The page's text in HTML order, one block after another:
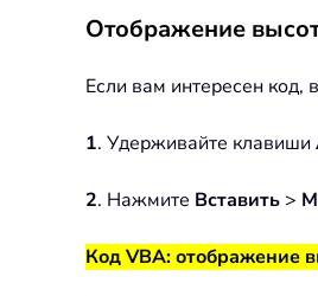
Отображение
Если вам интересен
1. Удерживайте клавиши
2. Нажмите Вставить >
Код VBA: отображение